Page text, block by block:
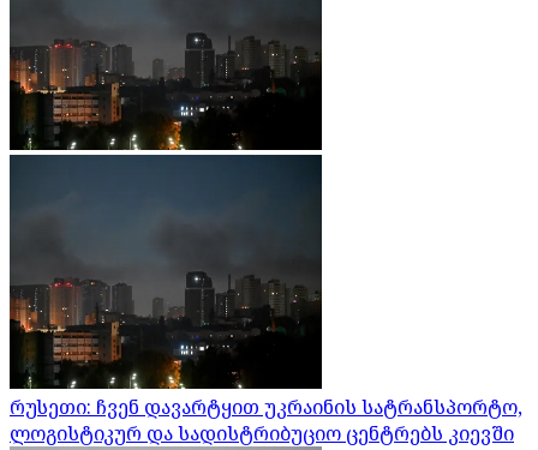
რუსეთი: ჩვენ დავარტყით უკრაინის სატრანსპორტო,
ლოგისტიკურ და სადისტრიბუციო ცენტრებს კიევში